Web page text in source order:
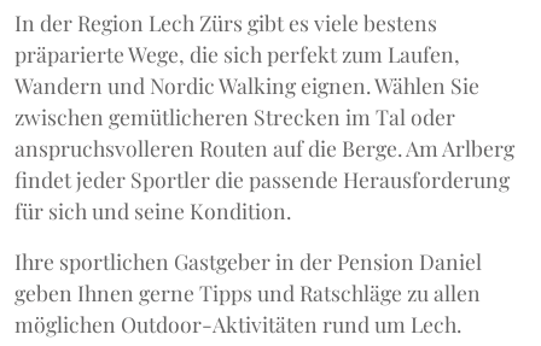
In der Region Lech Zürs gibt es viele bestens
präparierte Wege, die sich perfekt zum Laufen,
Wandern und Nordic Walking eignen. Wählen Sie
zwischen gemütlicheren Strecken im Tal oder
anspruchsvolleren Routen auf die Berge. Am Arlberg
findet jeder Sportler die passende Herausforderung
für sich und seine Kondition.
Ihre sportlichen Gastgeber in der Pension Daniel
geben Ihnen gerne Tipps und Ratschläge zu allen
möglichen Outdoor-Aktivitäten rund um Lech.